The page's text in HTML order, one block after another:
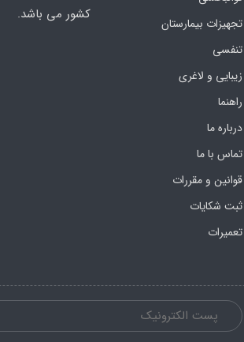
تجهیزات بیمارستان
تنفسی
زیبایی و لاغری
راهنما
درباره ما
تماس با ما
قوانین و مقررات
ثبت شکایات
تعمیرات
کشور می باشد.